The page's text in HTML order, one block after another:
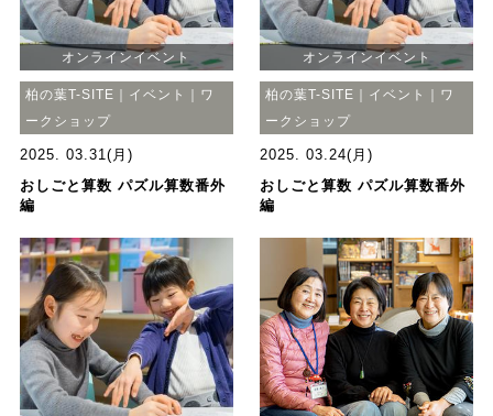
オンラインイベント
柏の葉T-SITE｜イベント｜ワ
ークショップ
2025. 03.31(月)
おしごと算数 パズル算数番外
編
オンラインイベント
柏の葉T-SITE｜イベント｜ワ
ークショップ
2025. 03.24(月)
おしごと算数 パズル算数番外
編